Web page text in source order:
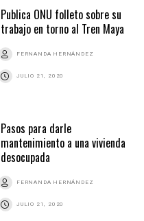
Publica ONU folleto sobre su
trabajo en torno al Tren Maya
FERNANDA HERNÁNDEZ
JULIO 21, 2020
Pasos para darle
mantenimiento a una vivienda
desocupada
FERNANDA HERNÁNDEZ
JULIO 21, 2020